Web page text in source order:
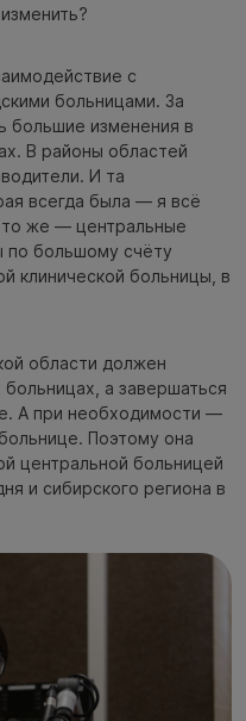
с
больницами. За
большие изменения в
В районы областей
И та
всегда была — я всё
же — центральные
по большому счёту
клинической больницы, в
области должен
а завершаться
А при необходимости —
Поэтому она
центральной больницей
и сибирского региона в